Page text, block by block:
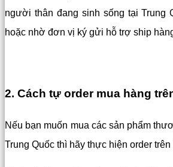
người thân đang sinh sống tại Trung
hoặc nhờ đơn vị ký gửi hỗ trợ ship
2. Cách tự order mua hàng
Nếu bạn muốn mua các sản phẩm
Trung Quốc thì hãy thực hiện order